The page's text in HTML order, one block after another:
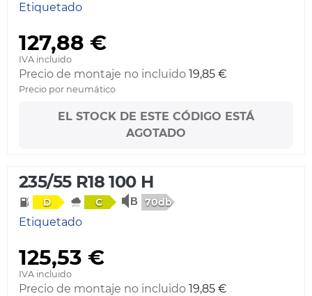
Etiquetado
127,88 €
IVA incluido
Precio de montaje no incluido 19,85 €
Precio por neumático
EL STOCK DE ESTE CÓDIGO ESTÁ
AGOTADO
235/55 R18 100 H
D C 70db
Etiquetado
125,53 €
IVA incluido
Precio de montaje no incluido 19,85 €